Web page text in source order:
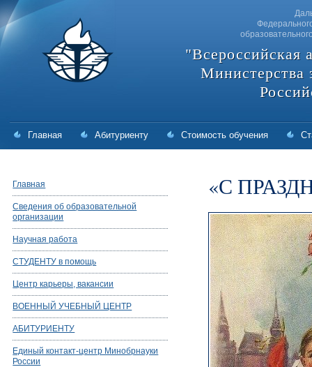
"Всероссийская
Министерства
Главная Абитуриенту Стоимость обучения
Главная
Сведения об образовательной
организации
Научная работа
СТУДЕНТУ в помощь
Центр карьеры, вакансии
ВОЕННЫЙ УЧЕБНЫЙ ЦЕНТР
АБИТУРИЕНТУ
Единый контакт-центр Минобрнауки
России
«С